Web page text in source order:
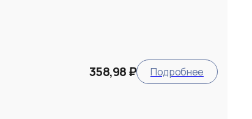
358,98 ₽ Подробнее